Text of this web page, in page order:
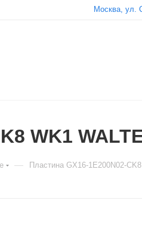
Москва, ул.
WK1
— Пластина GX16-1E200N02-